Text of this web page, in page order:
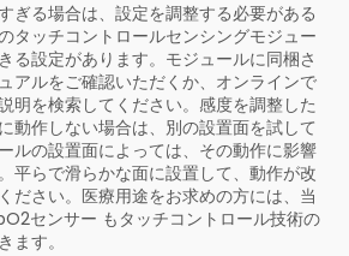
ぎる場合は、設定を調整する必要がある
タッチコントロールセンシングモジュー
る設定があります。モジュールに同梱さ
アルをご確認いただくか、オンラインで
明を検索してください。感度を調整した
動作しない場合は、別の設置面を試して
ルの設置面によっては、その動作に影響
平らで滑らかな面に設置して、動作が改
ださい。医療用途をお求めの方には、当
センサー もタッチコントロール技術の
ます。